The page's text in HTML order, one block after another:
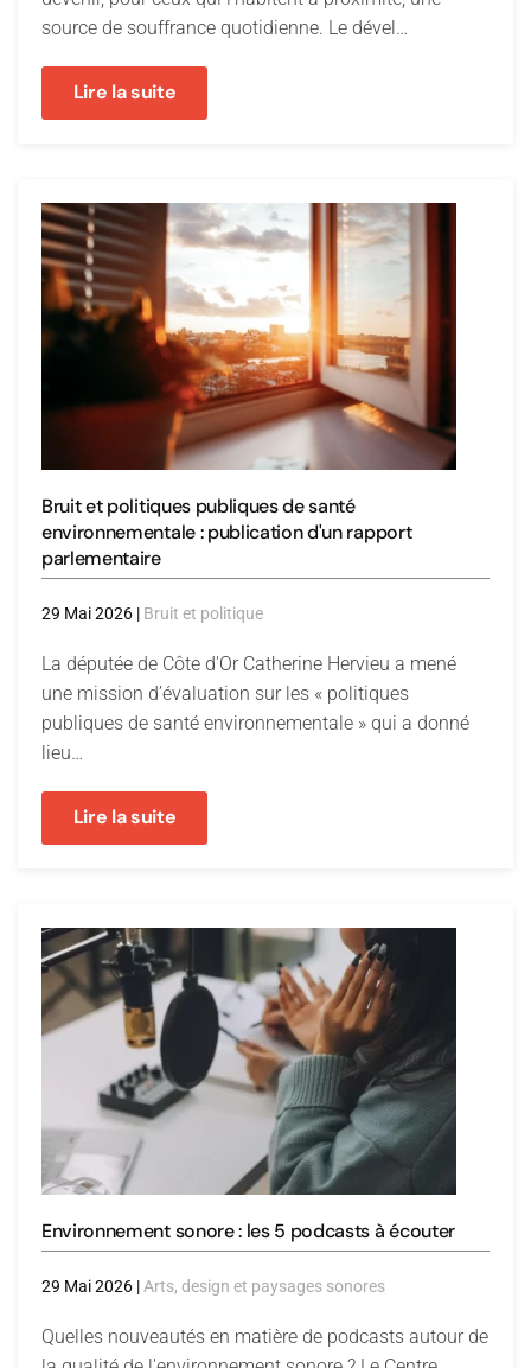
source de souffrance quotidienne. Le dével…
Lire la suite
Bruit et politiques publiques de santé
environnementale : publication d'un rapport
parlementaire
29 Mai 2026 | Bruit et politique
La députée de Côte d'Or Catherine Hervieu a mené
une mission d’évaluation sur les « politiques
publiques de santé environnementale » qui a donné
lieu…
Lire la suite
Environnement sonore : les 5 podcasts à écouter
29 Mai 2026 | Arts, design et paysages sonores
Quelles nouveautés en matière de podcasts autour de